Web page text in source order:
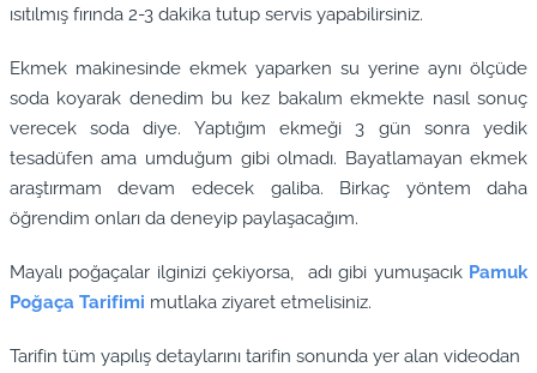
ısıtılmış fırında 2-3 dakika tutup servis yapabilirsiniz.
Ekmek makinesinde ekmek yaparken su yerine aynı ölçüde
soda koyarak denedim bu kez bakalım ekmekte nasıl sonuç
verecek soda diye. Yaptığım ekmeği 3 gün sonra yedik
tesadüfen ama umduğum gibi olmadı. Bayatlamayan ekmek
araştırmam devam edecek galiba. Birkaç yöntem daha
öğrendim onları da deneyip paylaşacağım.
Mayalı poğaçalar ilginizi çekiyorsa, adı gibi yumuşacık Pamuk
Poğaça Tarifimi mutlaka ziyaret etmelisiniz.
Tarifin tüm yapılış detaylarını tarifin sonunda yer alan videodan